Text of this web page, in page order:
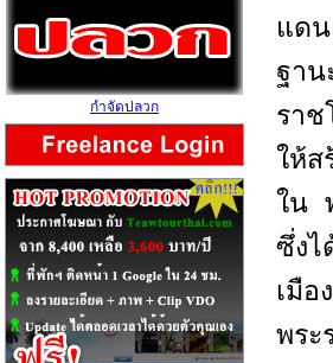
แด
ฐา
ราช
ให้ส
ใน
ซึ่งไ
เมือ
พระ
กำจัดปลวก